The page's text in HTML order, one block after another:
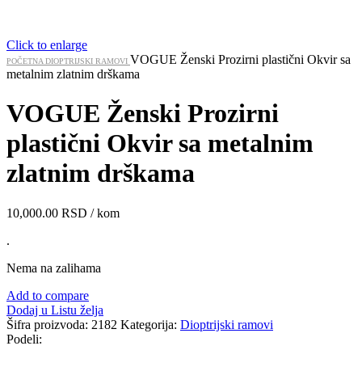
Click to enlarge
POČETNA DIOPTRIJSKI RAMOVI VOGUE Ženski Prozirni plastični Okvir sa
metalnim zlatnim drškama
VOGUE Ženski Prozirni
plastični Okvir sa metalnim
zlatnim drškama
10,000.00 RSD / kom
.
Nema na zalihama
Add to compare
Dodaj u Listu želja
Šifra proizvoda: 2182 Kategorija: Dioptrijski ramovi
Podeli: